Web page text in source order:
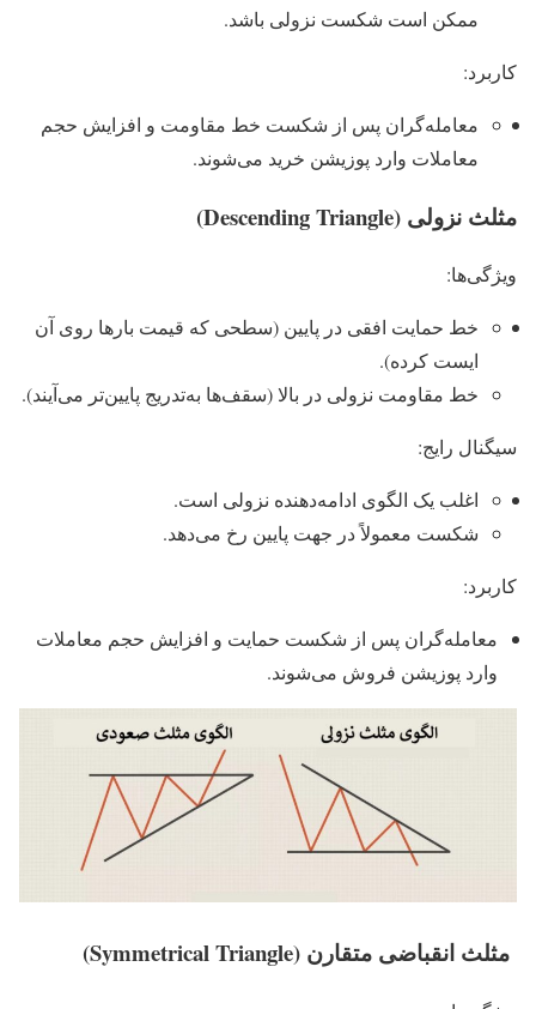
ممکن است شکست نزولی باشد.
کاربرد:
معامله‌گران پس از شکست خط مقاومت و افزایش حجم
معاملات وارد پوزیشن خرید می‌شوند.
مثلث نزولی (Descending Triangle)
ویژگی‌ها:
خط حمایت افقی در پایین (سطحی که قیمت بارها روی آن
ایست کرده).
خط مقاومت نزولی در بالا (سقف‌ها به‌تدریج پایین‌تر می‌آیند).
سیگنال رایج:
اغلب یک الگوی ادامه‌دهنده نزولی است.
شکست معمولاً در جهت پایین رخ می‌دهد.
کاربرد:
معامله‌گران پس از شکست حمایت و افزایش حجم معاملات
وارد پوزیشن فروش می‌شوند.
مثلث انقباضی متقارن (Symmetrical Triangle)